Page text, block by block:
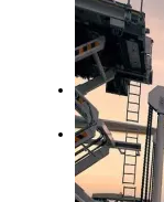
para
OPINIÓN